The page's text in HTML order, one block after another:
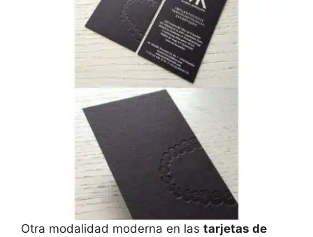
Otra modalidad moderna en las tarjetas de